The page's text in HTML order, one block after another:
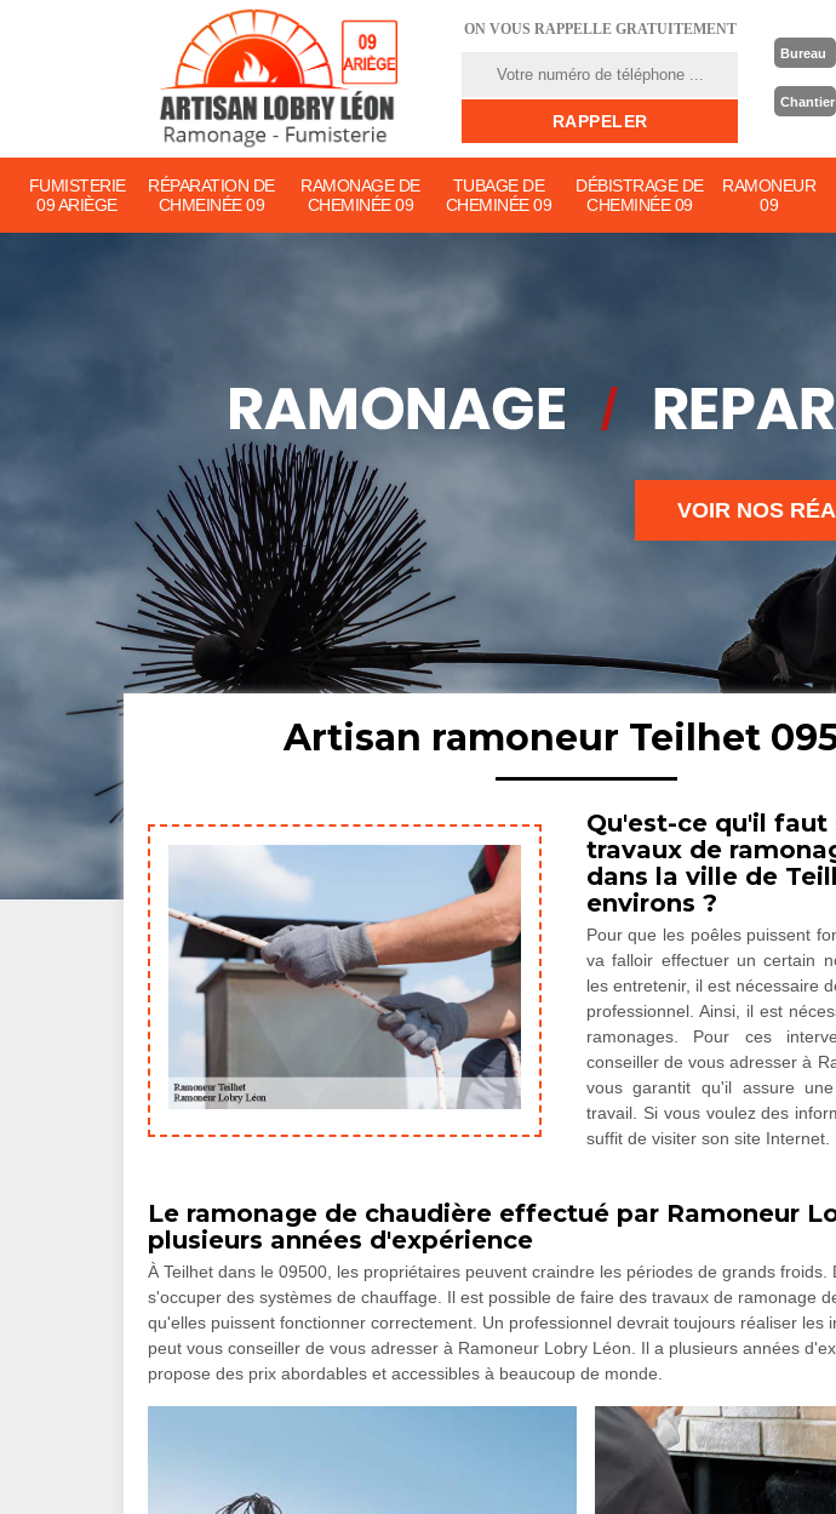
ON VOUS RAPPELLE GRATUITEMENT
Bureau
Chantier
FUMISTERIE
09 ARIÈGE
RÉPARATION DE
CHMEINÉE 09
RAMONAGE DE
CHEMINÉE 09
TUBAGE DE
CHEMINÉE 09
DÉBISTRAGE DE
CHEMINÉE 09
RAMONEUR
09
VOIR NOS
Artisan ramoneur Teilhet
Qu'est-ce qu'il faut
travaux de
dans la ville de
environs ?
Pour que les poêles puissent
va falloir effectuer un certain
les entretenir, il est nécessaire
professionnel. Ainsi, il est
ramonages. Pour ces
conseiller de vous adresser à
vous garantit qu'il assure
travail. Si vous voulez des
suffit de visiter son site Internet.
Le ramonage de chaudière effectué par Ramoneur
plusieurs années d'expérience
À Teilhet dans le 09500, les propriétaires peuvent craindre les périodes de grands froids.
s'occuper des systèmes de chauffage. Il est possible de faire des travaux de ramonage
qu'elles puissent fonctionner correctement. Un professionnel devrait toujours réaliser les
peut vous conseiller de vous adresser à Ramoneur Lobry Léon. Il a plusieurs années
propose des prix abordables et accessibles à beaucoup de monde.